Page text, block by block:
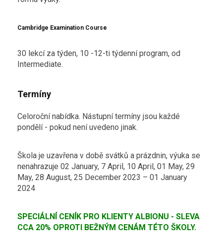
Cambridge Examination Course
30 lekcí za týden, 10 -12-ti týdenní program, od
Intermediate.
Termíny
Celoroční nabídka. Nástupní termíny jsou každé
pondělí - pokud není uvedeno jinak.
Škola je uzavřena v době svátků a prázdnin, výuka se
nenahrazuje 02 January, 7 April, 10 April, 01 May, 29
May, 28 August, 25 December 2023 – 01 January
2024
SPECIÁLNÍ CENÍK PRO KLIENTY ALBIONU - SLEVA
CCA 20% OPROTI BEŽNÝM CENÁM TÉTO ŠKOLY.